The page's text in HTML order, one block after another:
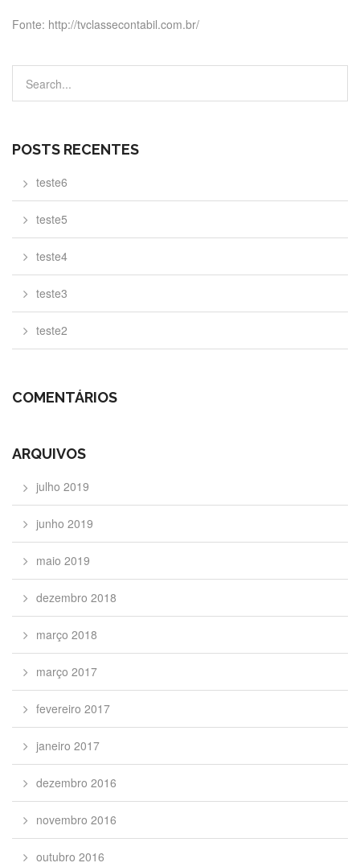
Fonte: http://tvclassecontabil.com.br/
POSTS RECENTES
teste6
teste5
teste4
teste3
teste2
COMENTÁRIOS
ARQUIVOS
julho 2019
junho 2019
maio 2019
dezembro 2018
março 2018
março 2017
fevereiro 2017
janeiro 2017
dezembro 2016
novembro 2016
outubro 2016